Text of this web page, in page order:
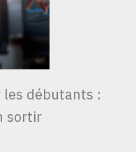
les débutants :
sortir